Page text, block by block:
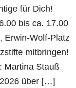
für Dich!
bis ca. 17.00
Erwin-Wolf-Platz
mitbringen!
Martina Stauß
über […]